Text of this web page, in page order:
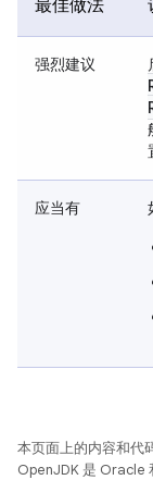
最佳做法
强烈建议
应当有
本页面上的内容和代
OpenJDK 是 Oracle